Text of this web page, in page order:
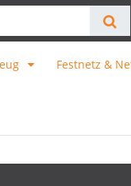
Festnetz &